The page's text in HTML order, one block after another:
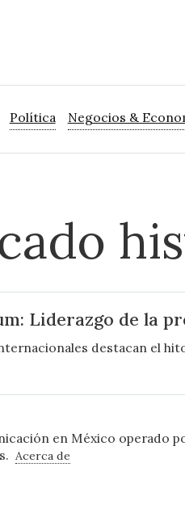
Política Negocios &
Liderazgo de la
destacan el
en México operado
Acerca de